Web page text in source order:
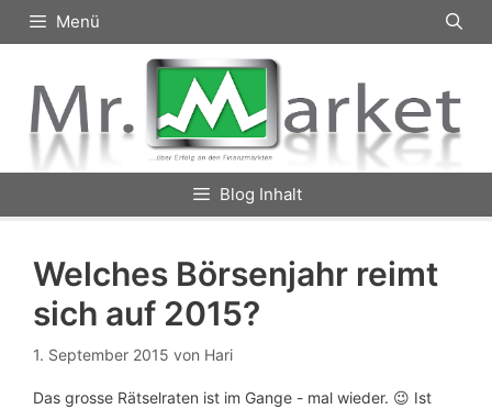
Inhalt
Menü
Blog Inhalt
Welches Börsenjahr reimt
sich auf 2015?
1. September 2015 von Hari
Das grosse Rätselraten ist im Gange - mal wieder. 😉 Ist